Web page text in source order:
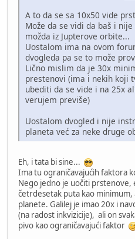
A to da se sa 10x50 vide
Može da se vidi da baš i
možda iz Jupterove orbite...
Uostalom ima na ovom
dvogleda pa se to može
Lično mislim da je 30x
prestenovi (ima i nekih koji
ubediti da se vide i na 25x
verujem previše)
Uostalom dvogled i nije
planeta već za neke druge
Eh, i tata bi sine...
Ima tu ograničavajućih faktora
Nego jedno je uočiti prstenove,
četrdesetak puta kao
planete. Galilej je imao 20x i
(na radost inkvizicije), ali on
pivo kao ograničavajući faktor